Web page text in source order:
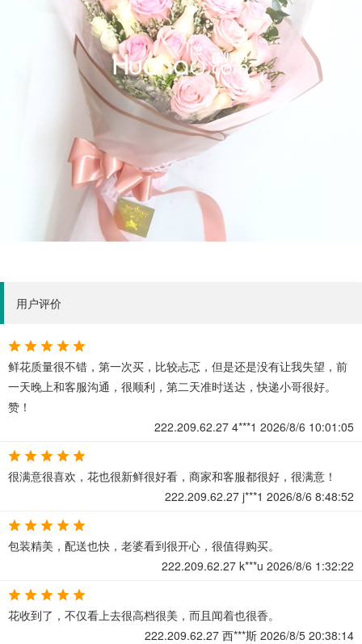
用户评价
鲜花质量很不错，第一次买，比较忐忑，但是还是没有让我失望，前
一天晚上和客服沟通，很顺利，第二天准时送达，快递小哥很好。
赞！
222.209.62.27 4***1 2026/8/6 10:01:05
很满意很喜欢，花也很新鲜很好看，商家和客服都很好，很满意！
222.209.62.27 j***1 2026/8/6 8:48:52
包装精美，配送也快，老婆看到很开心，很值得购买。
222.209.62.27 k***u 2026/8/6 1:32:22
花收到了，不仅看上去很高档很美，而且闻着也很香。
222.209.62.27 西***斯 2026/8/5 20:38:14